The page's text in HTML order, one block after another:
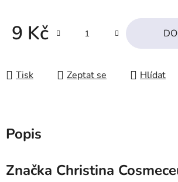
9 Kč
Tisk Zeptat se Hlídat
Popis
Značka Christina